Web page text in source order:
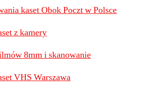
kaset Obok Poczt w Polsce
z kamery
8mm i skanowanie
VHS Warszawa